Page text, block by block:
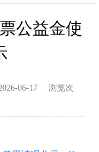
公益金使
06-17
浏览次